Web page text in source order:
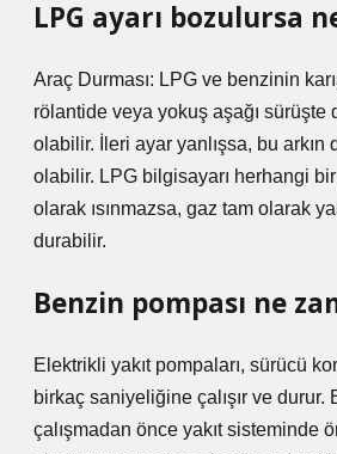
LPG ayarı bozulursa
Araç Durması: LPG ve benzinin
rölantide veya yokuş aşağı sürüşte
olabilir. İleri ayar yanlışsa, bu arkın
olabilir. LPG bilgisayarı herhangi
olarak ısınmazsa, gaz tam olarak
durabilir.
Benzin pompası ne
Elektrikli yakıt pompaları, sürücü
birkaç saniyeliğine çalışır ve durur.
çalışmadan önce yakıt sisteminde